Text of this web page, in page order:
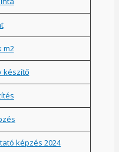
m2
készítő
képzés 2024